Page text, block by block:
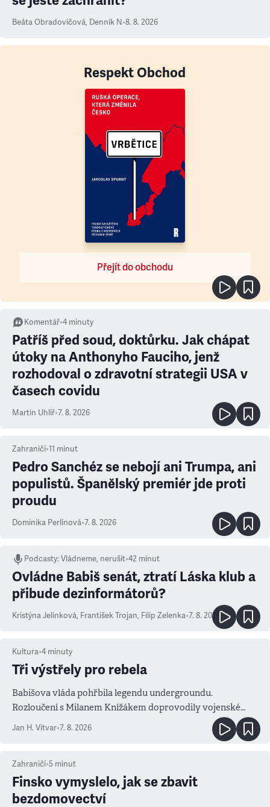
Beáta Obradovičová, Denník N•8. 8. 2026
Respekt Obchod
Přejít do obchodu
Komentář•4 minuty
Patříš před soud, doktůrku. Jak chápat
útoky na Anthonyho Fauciho, jenž
rozhodoval o zdravotní strategii USA v
časech covidu
Martin Uhlíř•7. 8. 2026
Zahraničí•11 minut
Pedro Sanchéz se nebojí ani Trumpa, ani
populistů. Španělský premiér jde proti
proudu
Dominika Perlínová•7. 8. 2026
Podcasty:Vládneme, nerušit•42 minut
Ovládne Babiš senát, ztratí Láska klub a
přibude dezinformátorů?
Kristýna Jelínková, František Trojan, Filip Zelenka•7. 8. 2026
Kultura•4 minuty
Tři výstřely pro rebela
Babišova vláda pohřbila legendu undergroundu.
Rozloučení s Milanem Knížákem doprovodily vojenské
salvy i kritika pokrokářů
Jan H. Vitvar•7. 8. 2026
Zahraničí•5 minut
Finsko vymyslelo, jak se zbavit
bezdomovectví